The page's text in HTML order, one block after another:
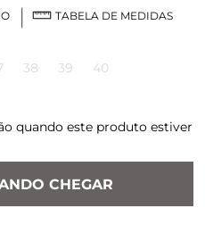
TABELA DE MEDIDAS
38 39 40
quando este produto estiver
CHEGAR